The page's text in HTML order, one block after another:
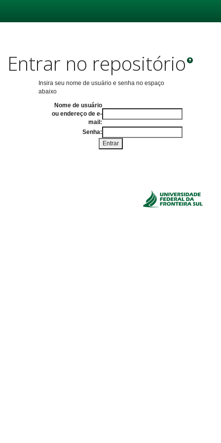
Entrar no repositório
Insira seu nome de usuário e senha no espaço
abaixo
Nome de usuário
ou endereço de e-
mail:
Senha: